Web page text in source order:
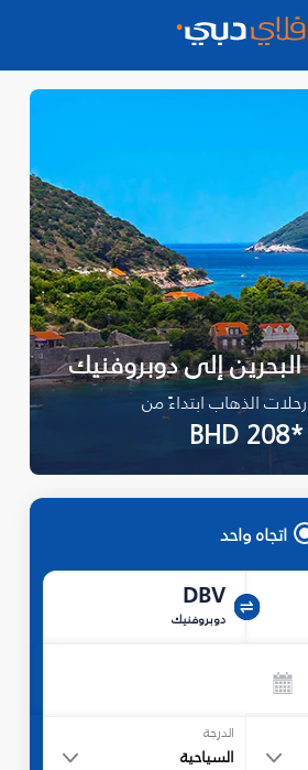
إلى دوبروفنيك
الذهاب ابتداءً من
*BHD 208
اتجاه واحد
DBV
دوبروفنيك
الدرجة
السياحية